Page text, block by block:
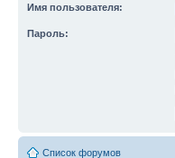
Имя пользователя:
Пароль:
Список форумов